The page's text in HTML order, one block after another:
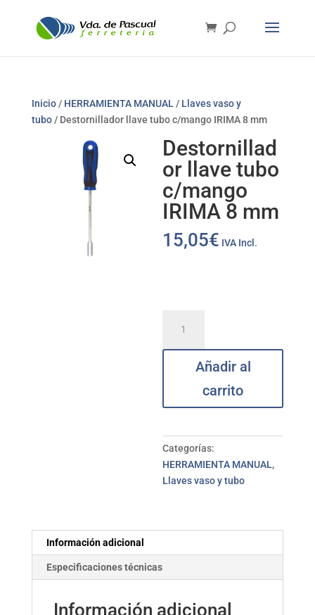
Inicio/ HERRAMIENTA MANUAL / Llaves vaso y
tubo/ Destornillador llave tubo c/mango IRIMA 8 mm
Destornillad
or llave tubo
c/mango
IRIMA 8 mm
15,05€ IVA Incl.
llave
tubo
c/mangoAñadir al
carrito
Categorías:
HERRAMIENTA MANUAL,
Llaves vaso y tubo
Información adicional
Especificaciones técnicas
Información adicional